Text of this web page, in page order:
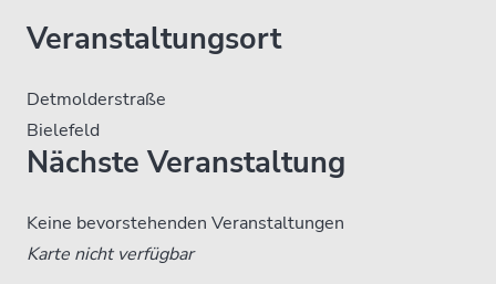
Veranstaltungsort
Detmolderstraße
Bielefeld
Nächste Veranstaltung
Keine bevorstehenden Veranstaltungen
Karte nicht verfügbar